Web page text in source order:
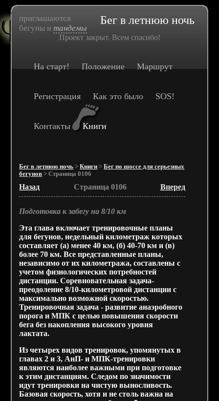
приглашаются
бегуны итандемы
Бег в летнюю ночь
Проект закрыт. Всем спасибо!
На старт! Положение Маршрут
Регистрация Как это было SOS!
Контакты Книги
Бег в летнюю ночь >Книги >Бег по шоссе для серьезных
бегунов > Страница 0106
Назад Страница 0106 Вперед
Подготовка к забегу на 8/10 км
Эта глава включает тренировочные планы
для бегунов, недельный километраж которых
составляет (а) менее 40 км, (б) 40-70 км и (в)
более 70 км. Все представленные планы,
независимо от их километража, составлены с
учетом физиологических потребностей
дистанции. Соревновательная задача-
преодоление 8/10-километровой дистанции с
максимально возможной скоростью.
Тренировочная задача - развитие анаэробного
порога и МПК с целью повышения скорости
бега без накопления высокого уровня
лактата.
Из четырех видов тренировок, упомянутых в
главах 2 и 3, АнП- и МПК-тренировки
являются наиболее важными при подготовке
к этим дистанциям. Следом по значимости
идут тренировки на чистую выносливость.
Базовая скорость, хотя и не столь важна на